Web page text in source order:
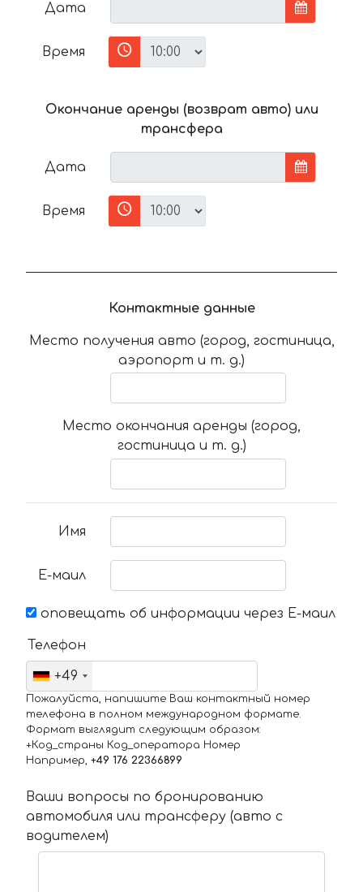
Дата
Время
Окончание аренды (возврат авто) или
трансфера
Дата
Время
Контактные данные
Место получения авто (город, гостиница,
аэропорт и т. д.)
Место окончания аренды (город,
гостиница и т. д.)
Имя
Е-маил
оповещать об информации через Е-маил
Телефон
+49
Пожалуйста, напишите Ваш контактный номер
телефона в полном международном формате.
Формат выглядит следующим образом:
+Код_страны Код_оператора Номер
Например, +49 176 22366899
Ваши вопросы по бронированию
автомобиля или трансферу (авто с
водителем)